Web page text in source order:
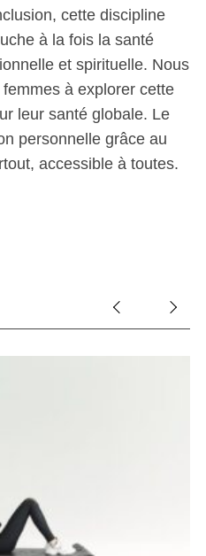
cette discipline
à la fois la santé
et spirituelle. Nous
à explorer cette
leur santé globale. Le
personnelle grâce au
accessible à toutes.